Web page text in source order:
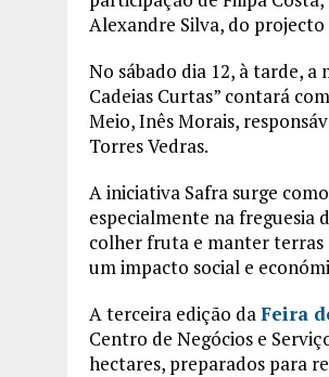
Alexandre Silva, do
No sábado dia 12, à tarde,
Cadeias Curtas” contará
Meio, Inês Morais,
Torres Vedras.
A iniciativa Safra surge
especialmente na freguesia
colher fruta e manter terras
um impacto social e
A terceira edição daFeira
Centro de Negócios e
hectares, preparados para